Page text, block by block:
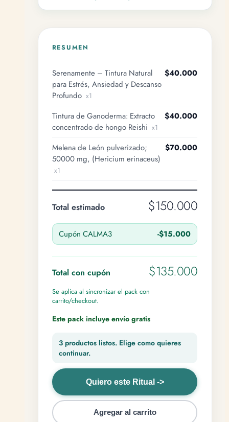
RESUMEN
Serenamente – Tintura Natural
para Estrés, Ansiedad y Descanso
Profundo x1
$40.000
Tintura de Ganoderma: Extracto
concentrado de hongo Reishi x1
$40.000
Melena de León pulverizado;
50000 mg, (Hericium erinaceus)
x1
$70.000
Total estimado $150.000
Cupón CALMA3 -$15.000
Total con cupón $135.000
Se aplica al sincronizar el pack con
carrito/checkout.
Este pack incluye envío gratis
3 productos listos. Elige como quieres
continuar.
Quiero este Ritual ->
Agregar al carrito